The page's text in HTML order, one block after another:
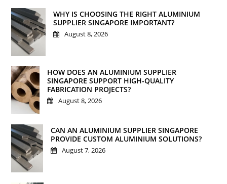
WHY IS CHOOSING THE RIGHT ALUMINIUM
SUPPLIER SINGAPORE IMPORTANT?
August 8, 2026
HOW DOES AN ALUMINIUM SUPPLIER
SINGAPORE SUPPORT HIGH-QUALITY
FABRICATION PROJECTS?
August 8, 2026
CAN AN ALUMINIUM SUPPLIER SINGAPORE
PROVIDE CUSTOM ALUMINIUM SOLUTIONS?
August 7, 2026